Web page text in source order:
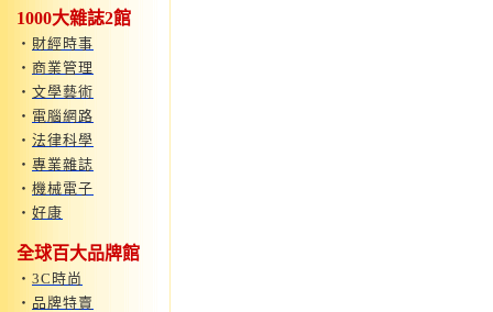
1000大雜誌2館
‧ 財經時事
‧ 商業管理
‧ 文學藝術
‧ 電腦網路
‧ 法律科學
‧ 專業雜誌
‧ 機械電子
‧ 好康
全球百大品牌館
‧ 3C時尚
‧ 品牌特賣